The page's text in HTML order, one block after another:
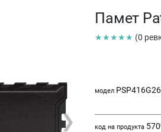
❯
Памет
★★★★★ (0
модел
код на продукта